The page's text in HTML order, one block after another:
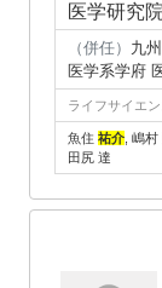
医学研究
（併任） 九
医学系学府
ライフサイエ
魚住 祐介 , 嶋
田尻 達